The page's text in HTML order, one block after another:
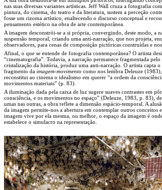
nas suas diversas variantes artísticas. Jeff Wall cruza a fotografia
pintura, do cinema, do teatro e da literatura, sustem a perceção
fosse um rizoma artístico, enaltecendo o discurso conceptual e
pensamento estético na obra de arte contemporânea.
A imagem desconstrói-se a si própria, convergindo, deste modo, a
suspensão temporal, criando uma anti-narração, que nos projeta,
observadores, para cenas de composição pictóricas construídas e
Afinal, o que se entende de fotografia contemporânea? O artista
“cinematografia”. Todavia, a narração permanece fragmentada pelo
cristalização da história, produz uma anti-narração. O artista capta o
fragmento da imagem-movimento como nos lembra Deleuze
reconstitui ao cinema o idealismo em querer “a ordem da
movimentos materiais” (p. 83).
A iluminação dada pela caixa de luz sugere suaves contrastes em
consciência, e os movimentos no espaço” (Deleuze, 1983, p. 83),
umas nas outras, a obra reflete a dimensão espácio-temporal. A
da imagem permite-nos a abertura em contemplar outros conceitos
imagem vive por ela mesma, ou melhor, o espaço da imagem é
estabelece o simulacro na representação.